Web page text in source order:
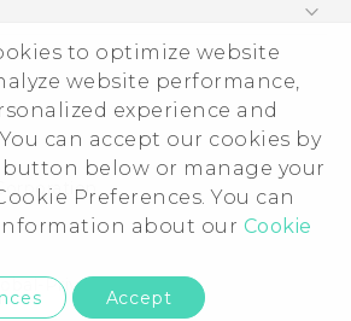
to optimize website
website performance,
experience and
can accept our cookies by
below or manage your
Preferences. You can
about our Cookie
Accept
Whitepaper
Privacy@htc.com